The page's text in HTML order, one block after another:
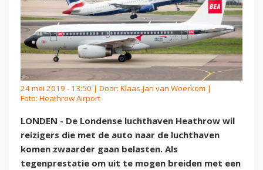
24 mei 2019 - 13:50 | Door: Klaas-Jan van Woerkom |
Foto: Heathrow Airport
LONDEN - De Londense luchthaven Heathrow wil
reizigers die met de auto naar de luchthaven
komen zwaarder gaan belasten. Als
tegenprestatie om uit te mogen breiden met een